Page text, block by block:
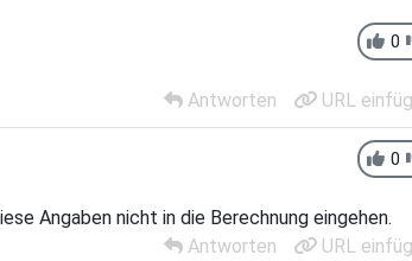
0
Antworten URL
0
Angaben nicht in die Berechnung eingehen.
Antworten
URL